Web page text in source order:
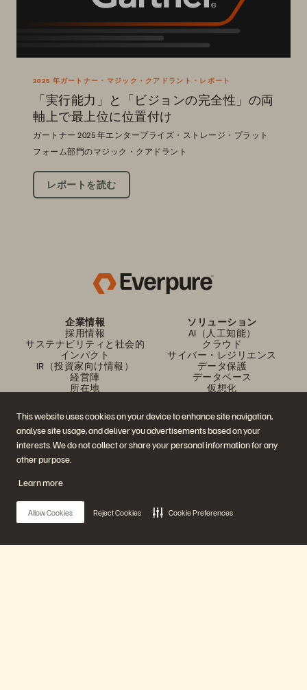
This website uses cookies on your device to enhance site navigation,
analyse site usage, and deliver you advertisements based on your
interests. We do not collect or share your personal information for any
other purpose.
Learn more
Allow Cookies Reject Cookies Cookie Preferences
2025 年ガートナー・マジック・クアドラント・レポート
「実行能力」と「ビジョンの完全性」の両
軸上で最上位に位置付け
ガートナー 2025 年エンタープライズ・ストレージ・プラット
フォーム部門のマジック・クアドラント
レポートを読む
企業情報
採用情報
サステナビリティと社会的
インパクト
IR（投資家向け情報）
経営陣
所在地
ソリューション
AI（人工知能）
クラウド
サイバー・レジリエンス
データ保護
データベース
仮想化
プラットフォームと製品
エンタープライズ・デー
タ・クラウド
Evergreen//One
FlashBlade
リアルタイムのエンタープ
ライズ・ファイル
パートナー
パートナー概要
Partner Central